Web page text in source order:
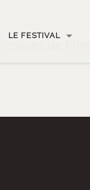
LE FESTIVAL